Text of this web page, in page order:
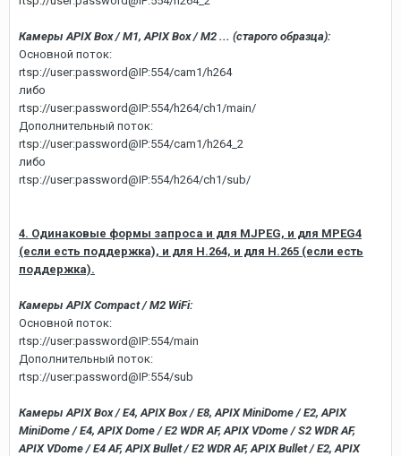
Камеры APIX Box / M1, APIX Box / M2 ... (старого образца):
Основной поток:
rtsp://user:password@IP:554/cam1/h264
либо
rtsp://user:password@IP:554/h264/ch1/main/
Дополнительный поток:
rtsp://user:password@IP:554/cam1/h264_2
либо
rtsp://user:password@IP:554/h264/ch1/sub/
4. Одинаковые формы запроса и для MJPEG, и для MPEG4
(если есть поддержка), и для H.264, и для H.265 (если есть
поддержка).
Камеры APIX Compact / M2 WiFi:
Основной поток:
rtsp://user:password@IP:554/main
Дополнительный поток:
rtsp://user:password@IP:554/sub
Камеры APIX Box / E4, APIX Box / E8, APIX MiniDome / E2, APIX
MiniDome / E4, APIX Dome / E2 WDR AF, APIX VDome / S2 WDR AF,
APIX VDome / E4 AF, APIX Bullet / E2 WDR AF, APIX Bullet / E2, APIX